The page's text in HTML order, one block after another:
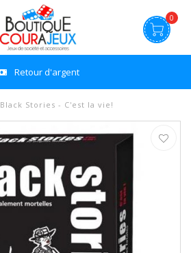
0
Retour d'argent
Black Stories - C'est la vie!